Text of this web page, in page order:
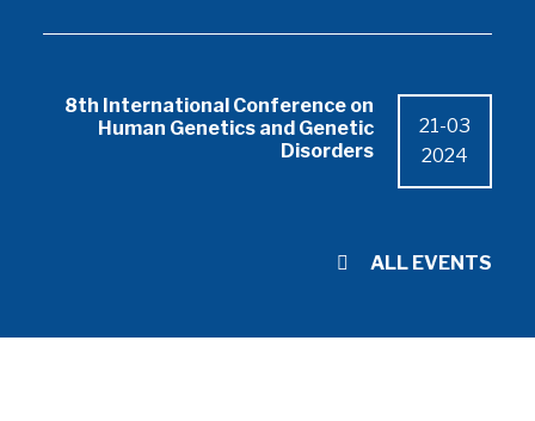
21-03
2024
8th International Conference on
Human Genetics and Genetic
Disorders
ALL EVENTS